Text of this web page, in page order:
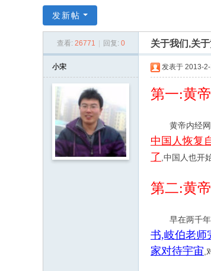
帝
发新帖
查看: 26771 回复: 0 关于我们,关
小宋 发表于 2013-
第一:黄
黄帝内经网
中国人恢复
了 ,中国人也开
第二:黄
早在两千年
书,岐伯老师
家对待宇宙 ,